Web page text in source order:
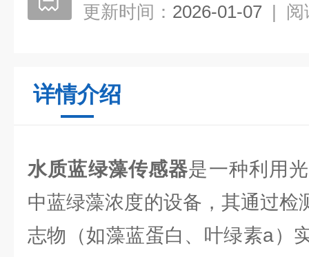
更新时间： 2026-01-07 | 阅
详情介绍
水质蓝绿藻传感器是一种利用
中蓝绿藻浓度的设备，其通过检
志物（如藻蓝蛋白、叶绿素a）